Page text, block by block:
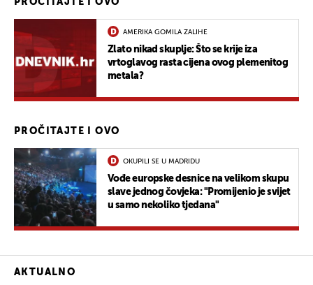
PROČITAJTE I OVO
AMERIKA GOMILA ZALIHE
Zlato nikad skuplje: Što se krije iza
vrtoglavog rasta cijena ovog plemenitog
metala?
PROČITAJTE I OVO
OKUPILI SE U MADRIDU
Vođe europske desnice na velikom skupu
slave jednog čovjeka: "Promijenio je svijet
u samo nekoliko tjedana"
AKTUALNO